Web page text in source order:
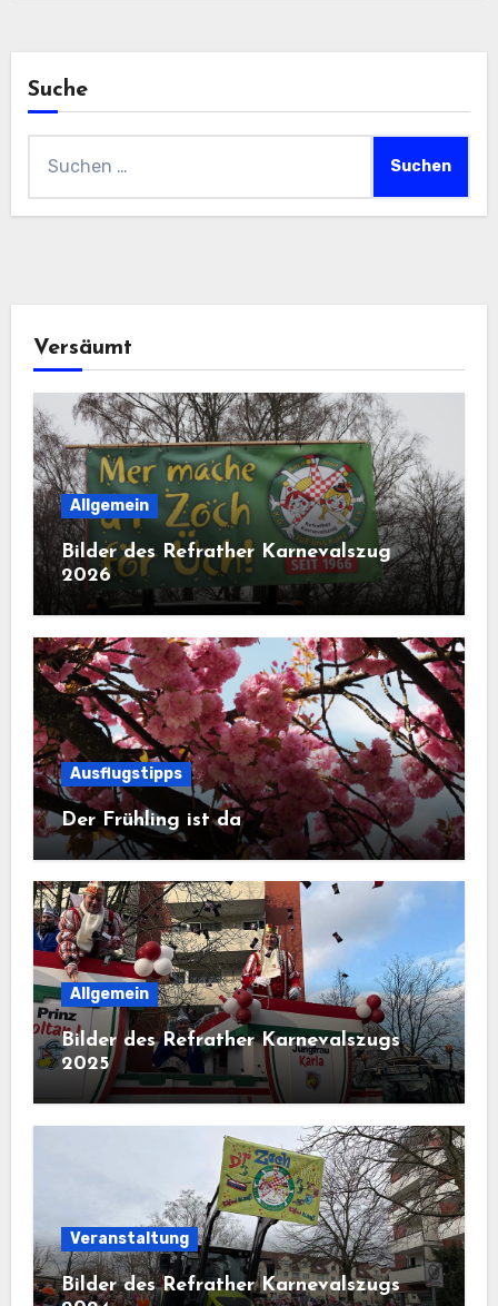
Suche
nach:
Versäumt
Allgemein
Bilder des Refrather Karnevalszug
2026
Ausflugstipps
Der Frühling ist da
Allgemein
Bilder des Refrather Karnevalszugs
2025
Veranstaltung
Bilder des Refrather Karnevalszugs